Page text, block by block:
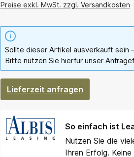
Preise exkl. MwSt. zzgl. Versandkosten
Sollte dieser Artikel ausverkauft sein
Bitte nutzen Sie hierfür unser
Lieferzeit anfragen
So einfach ist
Nutzen Sie die
Ihren Erfolg.